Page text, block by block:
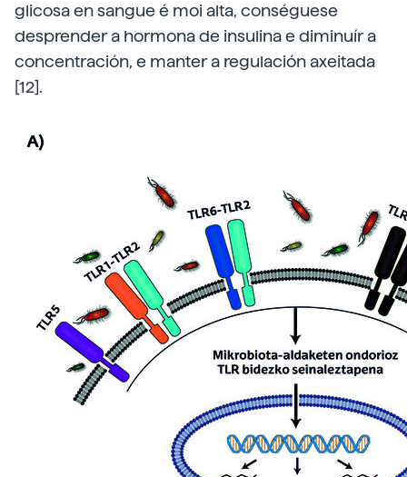
glicosa en sangue é moi alta, conséguese
desprender a hormona de insulina e diminuír a
concentración, e manter a regulación axeitada
[12].